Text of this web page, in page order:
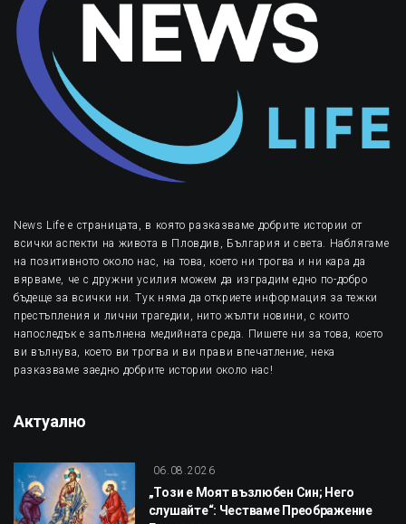
News Life е страницата, в която разказваме добрите истории от
всички аспекти на живота в Пловдив, България и света. Наблягаме
на позитивното около нас, на това, което ни трогва и ни кара да
вярваме, че с дружни усилия можем да изградим едно по-добро
бъдеще за всички ни. Тук няма да откриете информация за тежки
престъпления и лични трагедии, нито жълти новини, с които
напоследък е запълнена медийната среда. Пишете ни за това, което
ви вълнува, което ви трогва и ви прави впечатление, нека
разказваме заедно добрите истории около нас!
Актуално
06.08.2026
„Този е Моят възлюбен Син; Него
слушайте“: Честваме Преображение